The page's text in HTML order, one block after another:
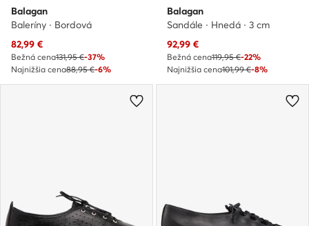
Balagan
Baleríny · Bordová
Aktuálna cena
82,99 €
Bežná cena131,95 €-37%
Najnižšia cena88,95 €-6%
Balagan
Sandále · Hnedá · 3 cm
Aktuálna cena
92,99 €
Bežná cena119,95 €-22%
Najnižšia cena101,99 €-8%